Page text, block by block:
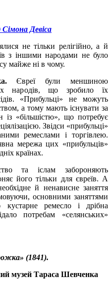
Сімона Девіса
не тільки релігійно, а й
з іншими народами не було
майже ні в чому.
Євреї були меншиною
народів, що зробило їх
«Прибульці» не можуть
а тому мають існувати за
із «більшістю», що потребує
Звідси «прибульці»
ремеслами і торгівлею.
мережа цих «прибульців»
країнах.
та іслам забороняють
його тільки для євреїв. А
й ненависне заняття
основними заняттями
кустарне ремесло і дрібна
потребам «селянських»
(1841).
музей Тараса Шевченка